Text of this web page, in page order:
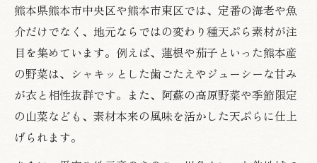
熊本県熊本市中央区や熊本市東区では、定番の海老や魚
介だけでなく、地元ならではの変わり種天ぷら素材が注
目を集めています。例えば、蓮根や茄子といった熊本産
の野菜は、シャキッとした歯ごたえやジューシーな甘み
が衣と相性抜群です。また、阿蘇の高原野菜や季節限定
の山菜なども、素材本来の風味を活かした天ぷらに仕上
げられます。